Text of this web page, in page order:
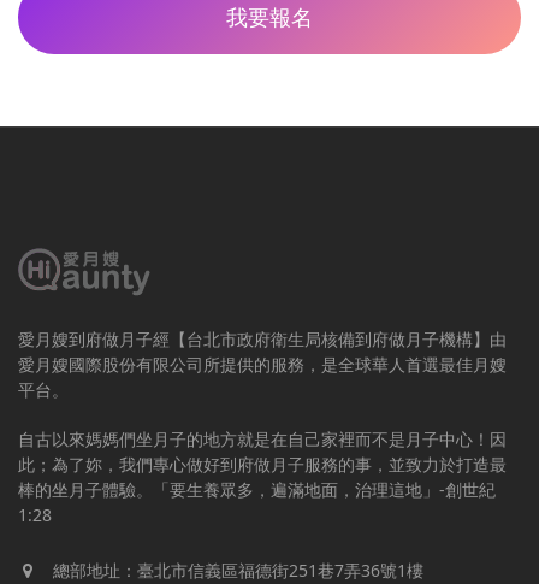
我要報名
愛月嫂到府做月子經【台北市政府衛生局核備到府做月子機構】由
愛月嫂國際股份有限公司所提供的服務，是全球華人首選最佳月嫂
平台。
自古以來媽媽們坐月子的地方就是在自己家裡而不是月子中心！因
此；為了妳，我們專心做好到府做月子服務的事，並致力於打造最
棒的坐月子體驗。「要生養眾多，遍滿地面，治理這地」-創世紀
1:28
總部地址：臺北市信義區福德街251巷7弄36號1樓